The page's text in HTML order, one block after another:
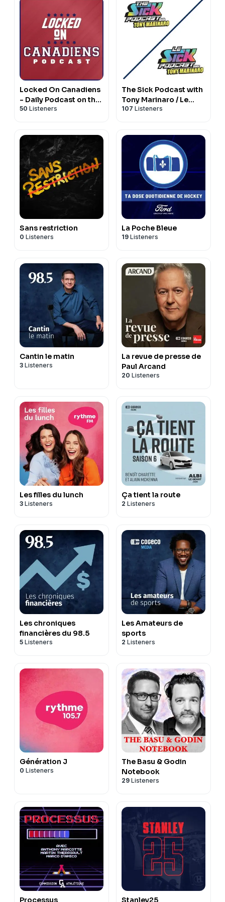
Locked On Canadiens
- Daily Podcast on the
Montreal Canadiens
50 Listeners
The Sick Podcast with
Tony Marinaro / Le
Sick Podcast avec
107 Listeners
Sans restriction
0 Listeners
La Poche Bleue
19 Listeners
Cantin le matin
3 Listeners
La revue de presse de
Paul Arcand
20 Listeners
Les filles du lunch
3 Listeners
Ça tient la route
2 Listeners
Les chroniques
financières du 98.5
5 Listeners
Les Amateurs de
sports
2 Listeners
Génération J
0 Listeners
The Basu & Godin
Notebook
29 Listeners
Processus Stanley25